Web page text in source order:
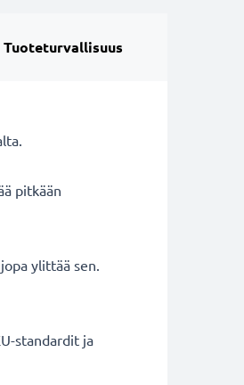
Tuoteturvallisuus
pitkään
ylittää sen.
standardit ja